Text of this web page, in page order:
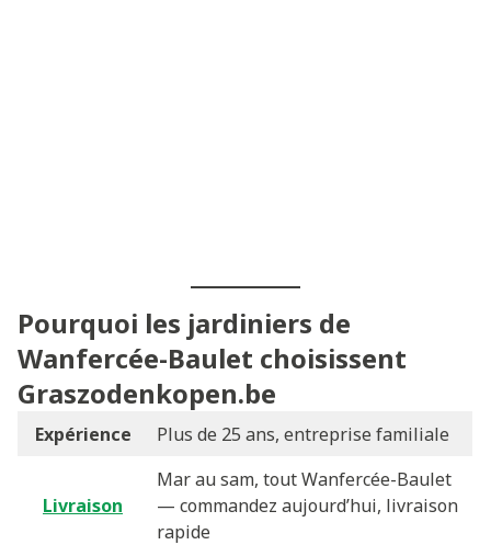
Pourquoi les jardiniers de
Wanfercée-Baulet choisissent
Graszodenkopen.be
Expérience Plus de 25 ans, entreprise familiale
Livraison
Mar au sam, tout Wanfercée-Baulet
— commandez aujourd’hui, livraison
rapide